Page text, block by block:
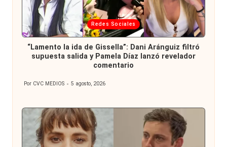
Publicada
en
Redes Sociales
“Lamento la ida de Gissella”: Dani Aránguiz filtró
supuesta salida y Pamela Díaz lanzó revelador
comentario
Publicado
Por CVC MEDIOS 5 agosto, 2026